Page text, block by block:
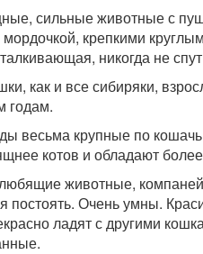
сильные животные с
крепкими
никогда не
как и все сибиряки,
годам.
весьма крупные по
котов и обладают
животные,
постоять. Очень умны.
ладят с другими